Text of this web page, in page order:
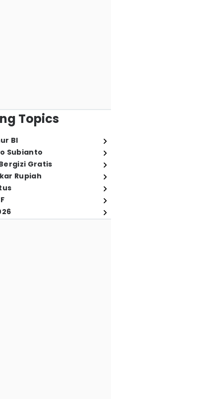
Topics
BI
Subianto
Gratis
Rupiah